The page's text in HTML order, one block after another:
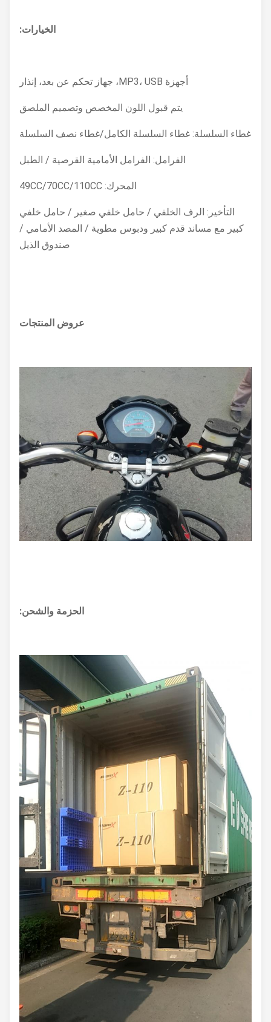
الخيارات:
أجهزة MP3، USB، جهاز تحكم عن بعد، إنذار
يتم قبول اللون المخصص وتصميم الملصق
غطاء السلسلة: غطاء السلسلة الكامل/غطاء نصف السلسلة
الفرامل: الفرامل الأمامية القرصية / الطبل
المحرك: 49CC/70CC/110CC
التأخير: الرف الخلفي / حامل خلفي صغير / حامل خلفي
كبير مع مساند قدم كبير ودبوس مطوية / المصد الأمامي /
صندوق الذيل
عروض المنتجات
الحزمة والشحن: